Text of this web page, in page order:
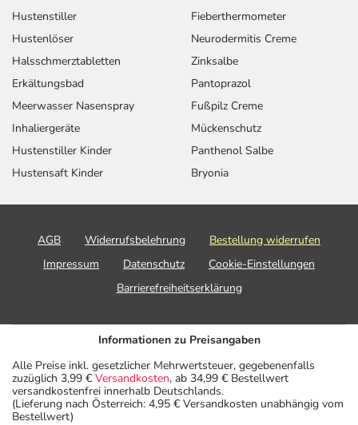
Hustenstiller
Hustenlöser
Halsschmerztabletten
Erkältungsbad
Meerwasser Nasenspray
Inhaliergeräte
Hustenstiller Kinder
Hustensaft Kinder
Fieberthermometer
Neurodermitis Creme
Zinksalbe
Pantoprazol
Fußpilz Creme
Mückenschutz
Panthenol Salbe
Bryonia
AGB Widerrufsbelehrung
Bestellung widerrufen
Impressum
Datenschutz
Cookie-Einstellungen
Barrierefreiheitserklärung
Informationen zu Preisangaben
Alle Preise inkl. gesetzlicher Mehrwertsteuer, gegebenenfalls
zuzüglich 3,99 € Versandkosten, ab 34,99 € Bestellwert
versandkostenfrei innerhalb Deutschlands.
(Lieferung nach Österreich: 4,95 € Versandkosten unabhängig vom
Bestellwert)